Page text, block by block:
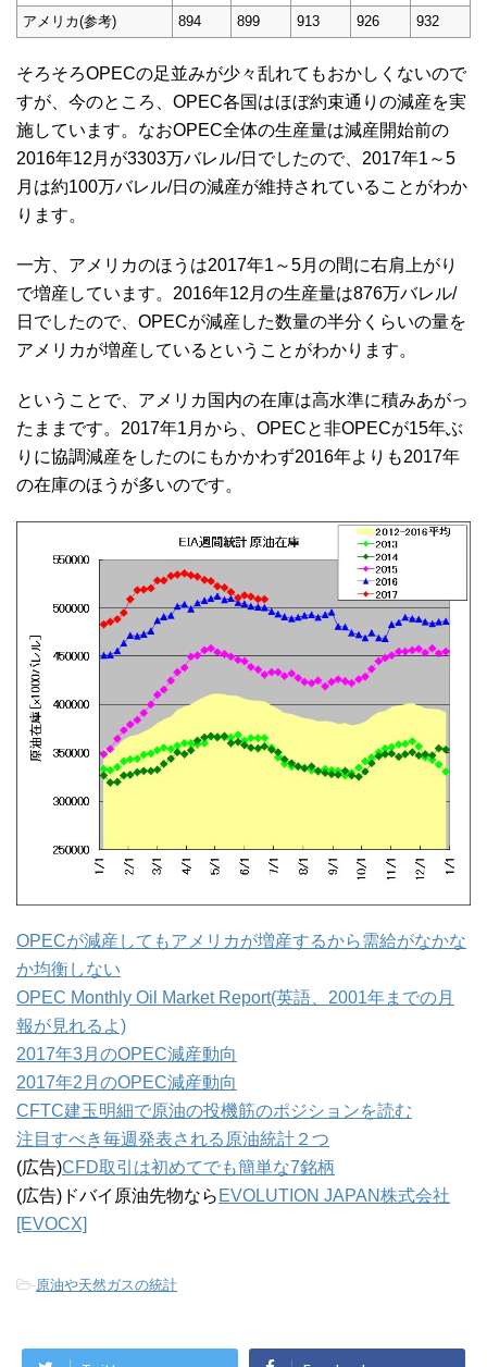
アメリカ(参考)
894 899 913 926 932
そろそろOPECの足並みが少々乱れてもおかしくないので
すが、今のところ、OPEC各国はほぼ約束通りの減産を実
施しています。なおOPEC全体の生産量は減産開始前の
2016年12月が3303万バレル/日でしたので、2017年1～5
月は約100万バレル/日の減産が維持されていることがわか
ります。
一方、アメリカのほうは2017年1～5月の間に右肩上がり
で増産しています。2016年12月の生産量は876万バレル/
日でしたので、OPECが減産した数量の半分くらいの量を
アメリカが増産しているということがわかります。
ということで、アメリカ国内の在庫は高水準に積みあがっ
たままです。2017年1月から、OPECと非OPECが15年ぶ
りに協調減産をしたのにもかかわず2016年よりも2017年
の在庫のほうが多いのです。
OPECが減産してもアメリカが増産するから需給がなかな
か均衡しない
OPEC Monthly Oil Market Report(英語、2001年までの月
報が見れるよ)
2017年3月のOPEC減産動向
2017年2月のOPEC減産動向
CFTC建玉明細で原油の投機筋のポジションを読む
注目すべき毎週発表される原油統計２つ
(広告)CFD取引は初めてでも簡単な7銘柄
(広告)ドバイ原油先物なら EVOLUTION JAPAN株式会社
[EVOCX]
-原油や天然ガスの統計